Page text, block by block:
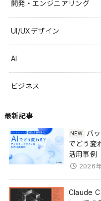
開発・エンジニアリング
UI/UXデザイン
AI
ビジネス
最新記事
バ
でどう変
活用事例
2026
Claude